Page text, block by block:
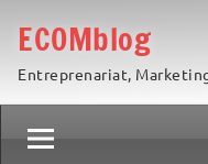
contenu
ECOMblog
Entreprenariat,